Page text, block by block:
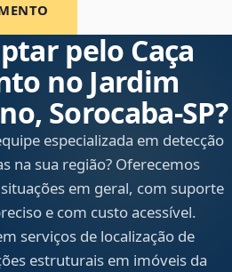
pelo Caça
no Jardim
Sorocaba‑SP?
especializada em detecção
na sua região? Oferecemos
em geral, com suporte
e com custo acessível.
serviços de localização de
estruturais em imóveis da